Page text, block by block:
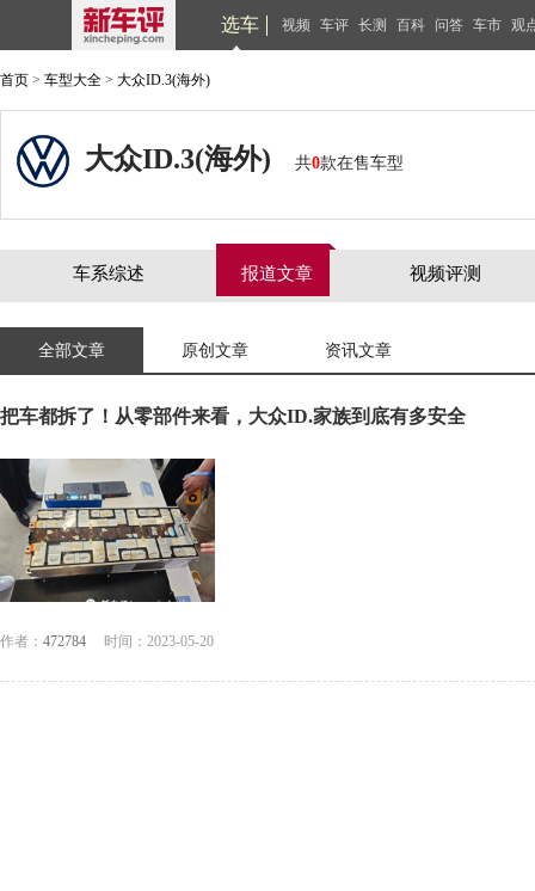
选车 视频 车评 长测 百科 问答 车市 观
首页 > 车型大全 > 大众ID.3(海外)
大众ID.3(海外) 共0款在售车型
车系综述 报道文章 视频评测
全部文章 原创文章 资讯文章
把车都拆了！从零部件来看，大众ID.家族到底有多安全
作者： 472784 时间：2023-05-20